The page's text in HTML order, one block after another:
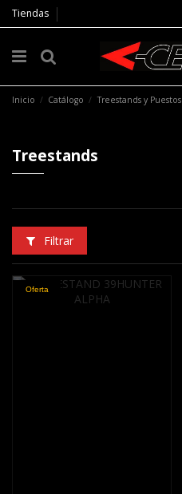
Tiendas
Inicio Catálogo Treestands y Puestos
Treestands
Filtrar
Oferta